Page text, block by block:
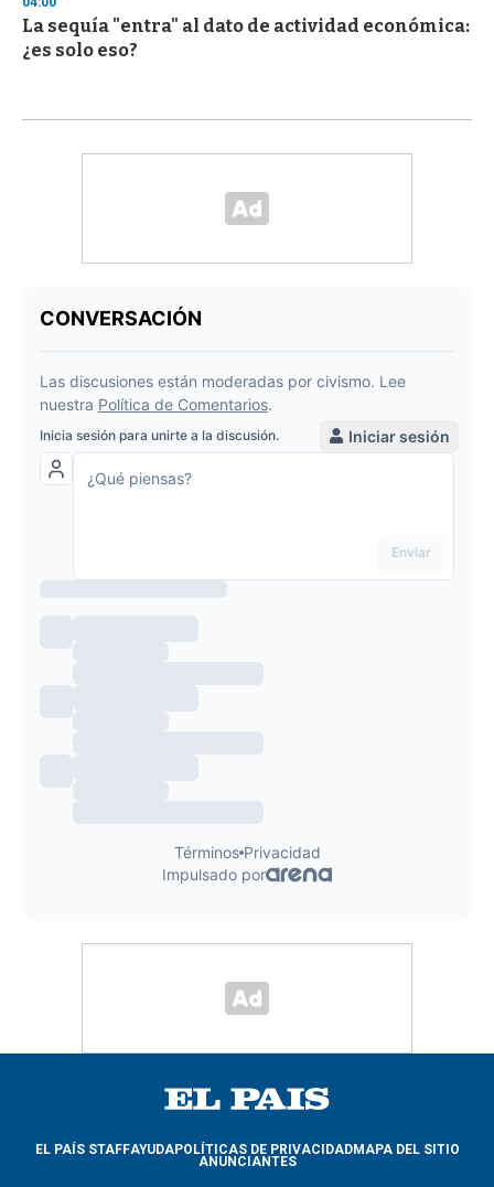
La sequía "entra" al dato de actividad económica:
¿es solo eso?
EL PAÍS STAFFAYUDAPOLÍTICAS DE PRIVACIDADMAPA DEL SITIO
ANUNCIANTES